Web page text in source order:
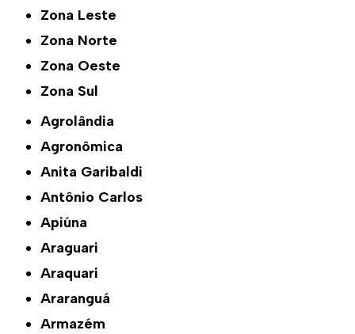
Zona Leste
Zona Norte
Zona Oeste
Zona Sul
Agrolândia
Agronômica
Anita Garibaldi
Antônio Carlos
Apiúna
Araguari
Araquari
Araranguá
Armazém